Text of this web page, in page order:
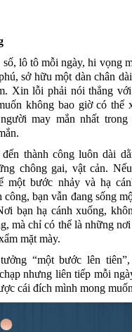
số, lô tô mỗi ngày, hi vọng
sở hữu một dàn chân
Xin lỗi phải nói thẳng
không bao giờ có thể
may mắn nhất trong
thành công luôn dài
chông gai, vật cản.
một bước nhảy và hạ
công, bạn vẫn đang sống
bạn hạ cánh xuống,
mà chỉ có thể là những
mặt mày.
“một bước lên
nhưng liên tiếp mỗi
cái đích mình mong